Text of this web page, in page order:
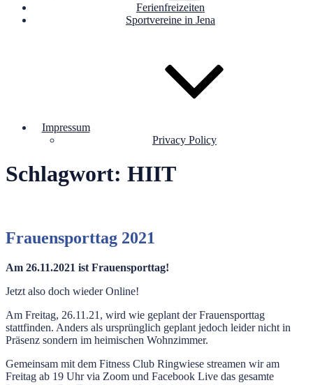
Ferienfreizeiten
Sportvereine in Jena
Impressum
Privacy Policy
Schlagwort: HIIT
Frauensporttag 2021
Am 26.11.2021 ist Frauensporttag!
Jetzt also doch wieder Online!
Am Freitag, 26.11.21, wird wie geplant der Frauensporttag
stattfinden. Anders als ursprünglich geplant jedoch leider nicht in
Präsenz sondern im heimischen Wohnzimmer.
Gemeinsam mit dem Fitness Club Ringwiese streamen wir am
Freitag ab 19 Uhr via Zoom und Facebook Live das gesamte